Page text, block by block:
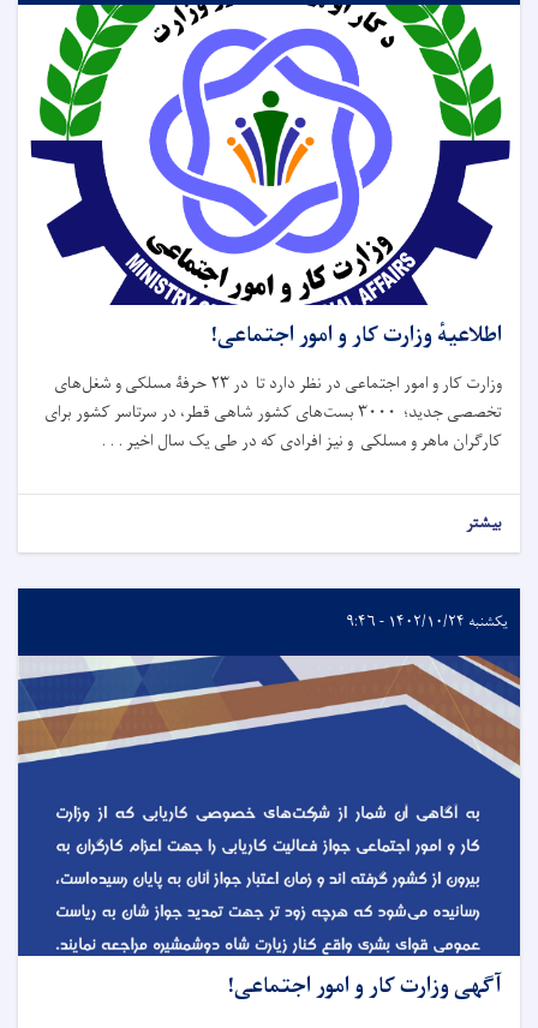
اطلاعیهٔ وزارت کار و امور اجتماعی!
وزارت کار و امور اجتماعی در نظر دارد تا در ۲۳ حرفۀ مسلکی و شغل‌های
تخصصی جدید؛ ۳۰۰۰ بست‌های کشور شاهی قطر، در سرتاسر کشور برای
کارگران ماهر و مسلکی و نیز افرادی که در طی یک سال اخیر . . .
بیشتر
یکشنبه ۱۴۰۲/۱۰/۲۴ - ۹:۴۶
آگهی وزارت کار و امور اجتماعی!